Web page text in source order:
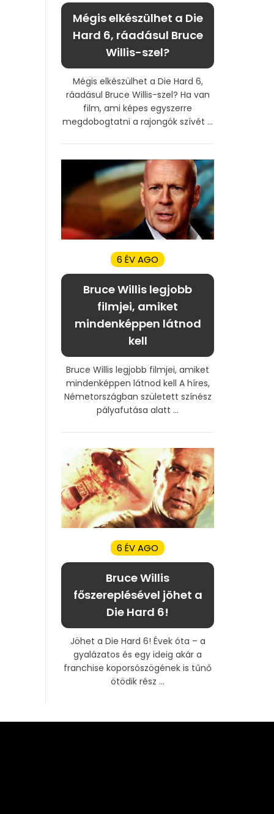
Mégis elkészülhet a Die
Hard 6, ráadásul Bruce
Willis-szel?
Mégis elkészülhet a Die Hard 6,
ráadásul Bruce Willis-szel? Ha van
film, ami képes egyszerre
megdobogtatni a rajongók szívét ...
6 ÉV AGO
Bruce Willis legjobb
filmjei, amiket
mindenképpen látnod
kell
Bruce Willis legjobb filmjei, amiket
mindenképpen látnod kell A híres,
Németországban született színész
pályafutása alatt ...
6 ÉV AGO
Bruce Willis
főszereplésével jöhet a
Die Hard 6!
Jöhet a Die Hard 6! Évek óta – a
gyalázatos és egy ideig akár a
franchise koporsószögének is tűnő
ötödik rész ...